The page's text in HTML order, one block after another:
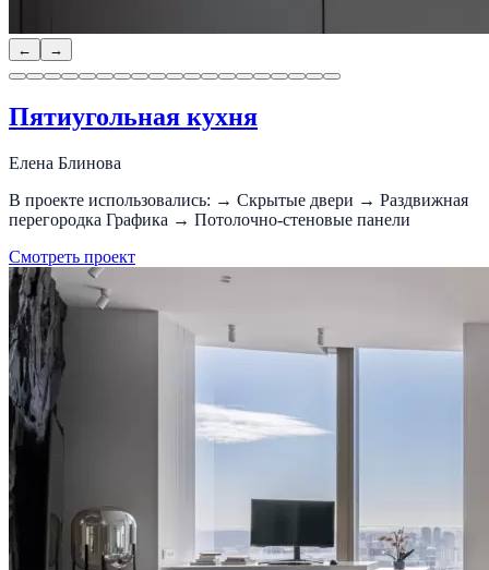
← →
Пятиугольная кухня
Елена Блинова
В проекте использовались: → Скрытые двери → Раздвижная
перегородка Графика → Потолочно-стеновые панели
Смотреть проект